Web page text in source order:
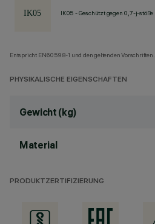
IK05 - Geschützt gegen 0,7-j-stöße
Entspricht EN60598-1 und den geltenden Vorschriften.
PHYSIKALISCHE EIGENSCHAFTEN
Gewicht (kg)
Material
PRODUKTZERTIFIZIERUNG